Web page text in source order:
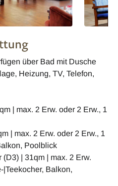
über Bad mit Dusche
Heizung, TV, Telefon,
| max. 2 Erw. oder 2 Erw., 1
| max. 2 Erw. oder 2 Erw., 1
Poolblick
| 31qm | max. 2 Erw.
|Teekocher, Balkon,